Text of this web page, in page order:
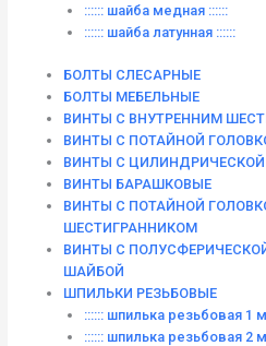
:::::: шайба медная ::::::
:::::: шайба латунная ::::::
БОЛТЫ СЛЕСАРНЫЕ
БОЛТЫ МЕБЕЛЬНЫЕ
ВИНТЫ С ВНУТРЕННИМ
ВИНТЫ С ПОТАЙНОЙ
ВИНТЫ С ЦИЛИНДРИЧЕСКОЙ
ВИНТЫ БАРАШКОВЫЕ
ВИНТЫ С ПОТАЙНОЙ
ШЕСТИГРАННИКОМ
ВИНТЫ С
ШАЙБОЙ
ШПИЛЬКИ РЕЗЬБОВЫЕ
:::::: шпилька резьбовая 1
:::::: шпилька резьбовая 2